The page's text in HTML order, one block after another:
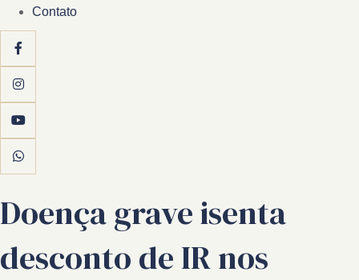
Contato
Doença grave isenta
desconto de IR nos